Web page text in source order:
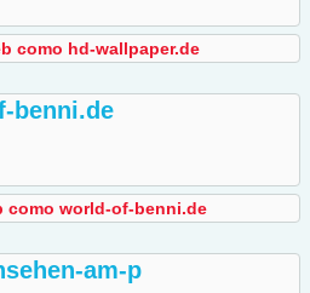
como hd-wallpaper.de
benni.de
como world-of-benni.de
am-p